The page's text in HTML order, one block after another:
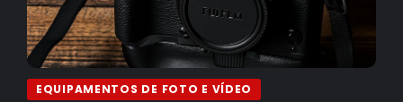
EQUIPAMENTOS DE FOTO E VÍDEO